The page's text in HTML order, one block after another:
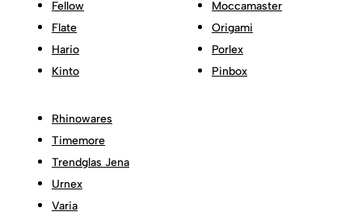
Fellow
Flate
Hario
Kinto
Moccamaster
Origami
Porlex
Pinbox
Rhinowares
Timemore
Trendglas Jena
Urnex
Varia